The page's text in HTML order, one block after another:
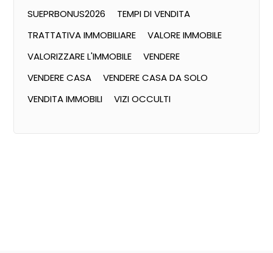
SUEPRBONUS2026
TEMPI DI VENDITA
TRATTATIVA IMMOBILIARE
VALORE IMMOBILE
VALORIZZARE L'IMMOBILE
VENDERE
VENDERE CASA
VENDERE CASA DA SOLO
VENDITA IMMOBILI
VIZI OCCULTI